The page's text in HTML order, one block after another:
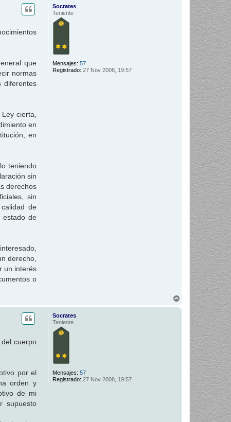
Socrates
Teniente
Mensajes: 57
Registrado: 27 Nov 2008, 19:57
que
normas
diferentes
cierta,
en
en
teniendo
sin
derechos
sin
de
estado de
derecho,
un interés
o
Socrates
Teniente
Mensajes: 57
Registrado: 27 Nov 2008, 19:57
cuerpo
por el
orden y
de mi
supuesto